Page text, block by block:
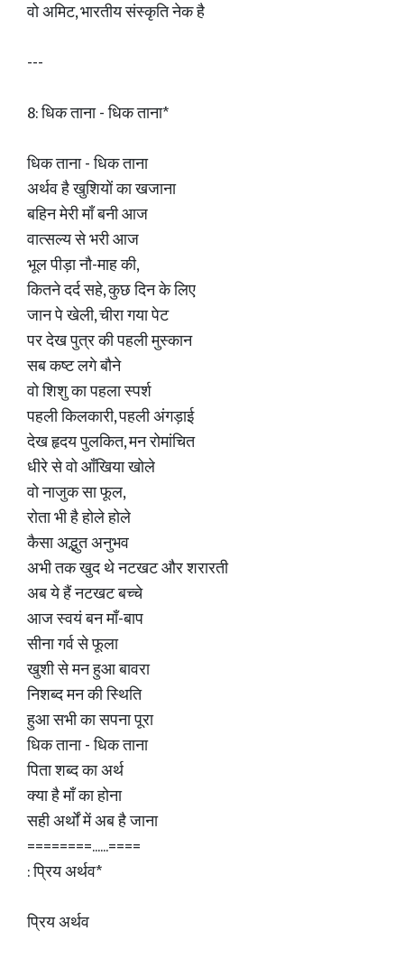
वो अमिट, भारतीय संस्कृति नेक है
---
8: धिक ताना - धिक ताना*
धिक ताना - धिक ताना
अर्थव है खुशियों का खजाना
बहिन मेरी माँ बनी आज
वात्सल्य से भरी आज
भूल पीड़ा नौ-माह की,
कितने दर्द सहे, कुछ दिन के लिए
जान पे खेली, चीरा गया पेट
पर देख पुत्र की पहली मुस्कान
सब कष्ट लगे बौने
वो शिशु का पहला स्पर्श
पहली किलकारी, पहली अंगड़ाई
देख हृदय पुलकित, मन रोमांचित
धीरे से वो आँखिया खोले
वो नाजुक सा फूल,
रोता भी है होले होले
कैसा अद्भुत अनुभव
अभी तक खुद थे नटखट और शरारती
अब ये हैं नटखट बच्चे
आज स्वयं बन माँ-बाप
सीना गर्व से फूला
खुशी से मन हुआ बावरा
निशब्द मन की स्थिति
हुआ सभी का सपना पूरा
धिक ताना - धिक ताना
पिता शब्द का अर्थ
क्या है माँ का होना
सही अर्थों में अब है जाना
========......====
: प्रिय अर्थव*
प्रिय अर्थव